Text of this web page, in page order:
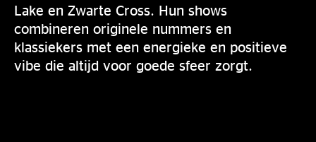
Lake en Zwarte Cross. Hun shows
combineren originele nummers en
klassiekers met een energieke en positieve
vibe die altijd voor goede sfeer zorgt.